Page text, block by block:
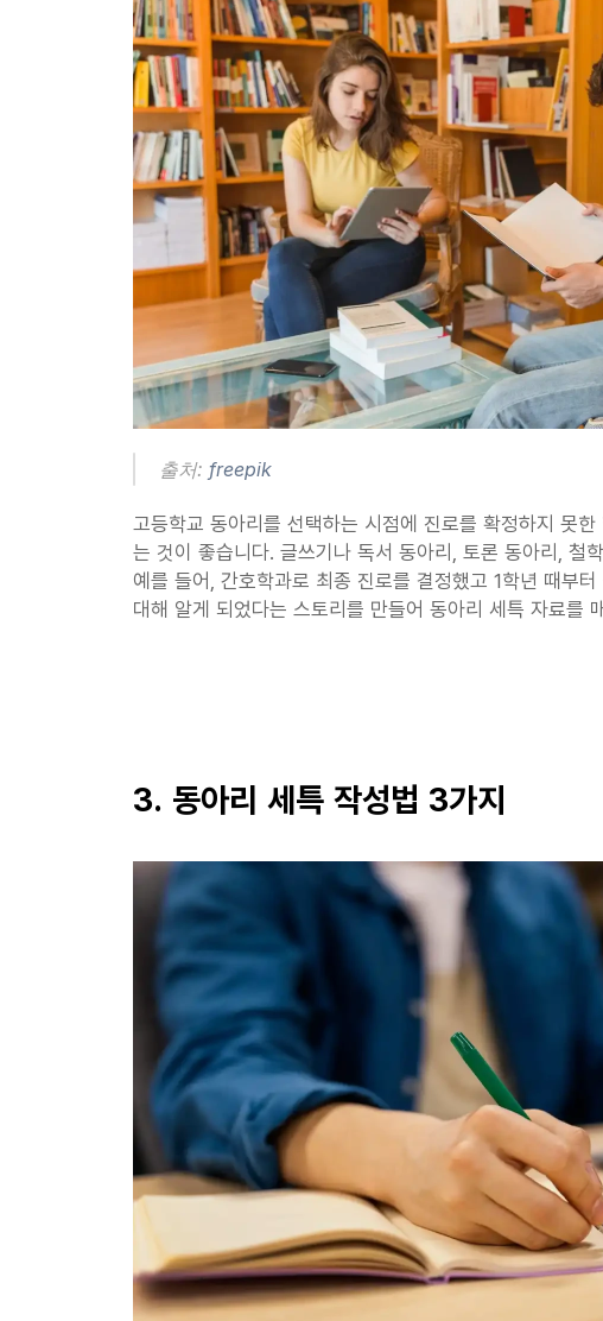
출처: freepik
고등학교 동아리를 선택하는 시점에 진로를 확정하지 못
는 것이 좋습니다. 글쓰기나 독서 동아리, 토론 동아리, 철
예를 들어, 간호학과로 최종 진로를 결정했고 1학년 때부
대해 알게 되었다는 스토리를 만들어 동아리 세특 자료를
3. 동아리 세특 작성법 3가지